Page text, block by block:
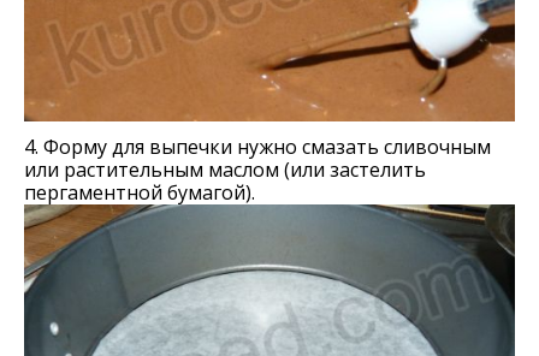
4. Форму для выпечки нужно смазать сливочным
или растительным маслом (или застелить
пергаментной бумагой).